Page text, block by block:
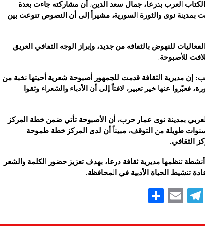
العرب بدرعا، جمال سعد الدين، أن مشاركته جاءت بعدة
بمدينة نوى والثورة السورية، مشيراً إلى أن النصوص تنوعت بين
للنهوض بالثقافة من جديد، وإبراز الوجه الثقافي العريق
للأصبوحة.
إن مديرية الثقافة قدمت للجمهور أصبوحة شعرية أحيتها نخبة من
فعبّروا عنها خير تعبير، لافتاً إلى أن الأدباء والشعراء وثقوا
بمدينة نوى عمار حرب، أن الأصبوحة تأتي ضمن خطة المركز
سنوات طويلة من التوقف، مبيناً أن لدى المركز خطة طموحة
الثقافي.
تنظمها مديرية ثقافة درعا، بهدف تعزيز حضور الكلمة والشعر
تنشيط الحياة الأدبية في المحافظة.
W
Te
E